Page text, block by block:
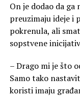
On je dodao da
preuzimaju ideje i
pokrenula, ali
sopstvene
– Drago mi je što
Samo tako
koristi imaju